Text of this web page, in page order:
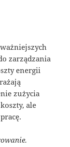
zarządzania
energii
zużycia
ale